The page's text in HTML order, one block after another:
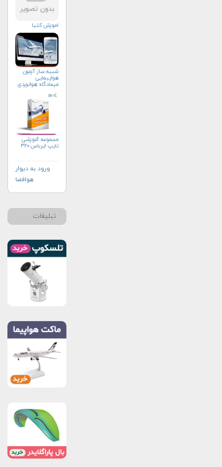
اموزش کتیا
شبیه ساز آزمون
هواپیمایی
میعادگاه هوانوردی
مجموعه آموزشی
تایپ ایرباس ۳۲۰
ورود به دیوار
هوافضا
تبلیغات